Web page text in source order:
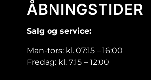
ÅBNINGSTIDER
Salg og service:
Man-tors: kl. 07:15 – 16:00
Fredag: kl. 7:15 – 12:00